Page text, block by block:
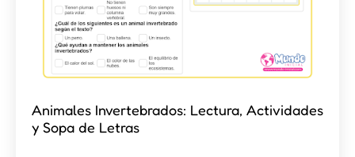
Animales Invertebrados: Lectura, Actividades
y Sopa de Letras